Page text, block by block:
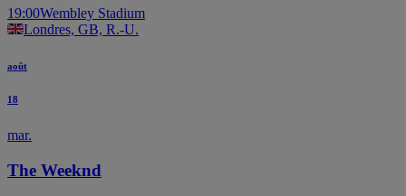
19:00Wembley Stadium
Londres, GB, R.-U.
août
18
mar.
The Weeknd